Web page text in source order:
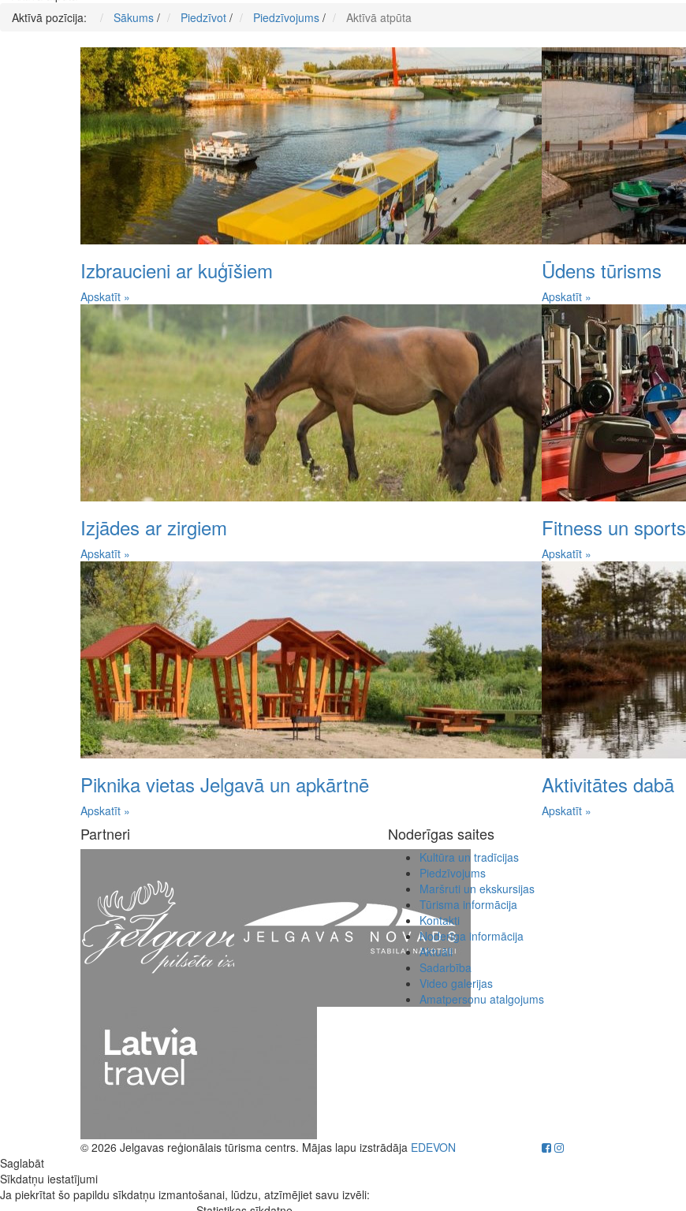
Aktīvā pozīcija:
Sākums / Piedzīvot / Piedzīvojums / Aktīvā atpūta
Izbraucieni ar kuģīšiem
Apskatīt »
Ūdens tūrisms
Apskatīt »
Izjādes ar zirgiem
Apskatīt »
Fitness un sports
Apskatīt »
Piknika vietas Jelgavā un apkārtnē
Apskatīt »
Aktivitātes dabā
Apskatīt »
Partneri Noderīgas saites
Kultūra un tradīcijas
Piedzīvojums
Maršruti un ekskursijas
Tūrisma informācija
Kontakti
Noderīga informācija
Aktuāli
Sadarbība
Video galerijas
Amatpersonu atalgojums
© 2026 Jelgavas reģionālais tūrisma centrs. Mājas lapu izstrādāja EDEVON
Saglabāt
Sīkdatņu iestatījumi
Ja piekrītat šo papildu sīkdatņu izmantošanai, lūdzu, atzīmējiet savu izvēli: